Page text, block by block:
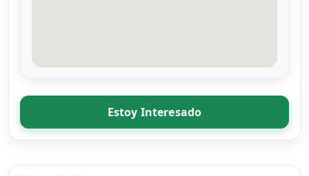
Estoy Interesado